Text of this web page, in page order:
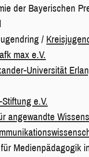
der Bayerischen
/
max e.V.
Universität
e.V.
angewandte
Medienpädagogik